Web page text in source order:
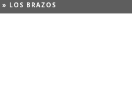
» LOS BRAZOS